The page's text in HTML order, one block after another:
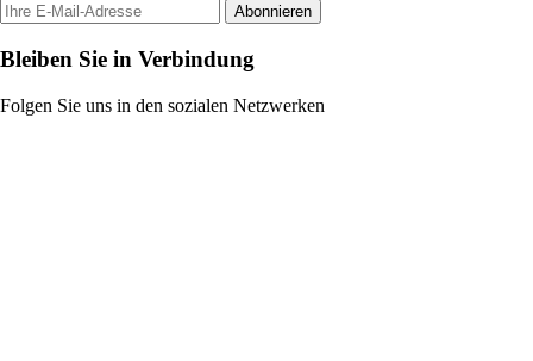
Abonnieren
Bleiben Sie in Verbindung
Folgen Sie uns in den sozialen Netzwerken